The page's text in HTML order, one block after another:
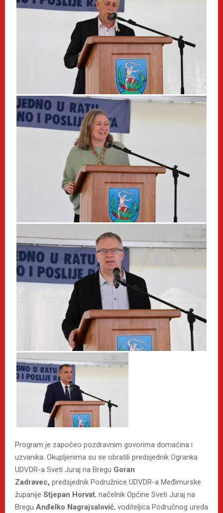
Program je započeo pozdravnim govorima domaćina i
uzvanika. Okupljenima su se obratili predsjednik Ogranka
UDVDR-a Sveti Juraj na Bregu Goran
Zadravec, predsjednik Podružnice UDVDR-a Međimurske
županije Stjepan Horvat, načelnik Općine Sveti Juraj na
Bregu Anđelko Nagrajsalović, voditeljica Područnog ureda